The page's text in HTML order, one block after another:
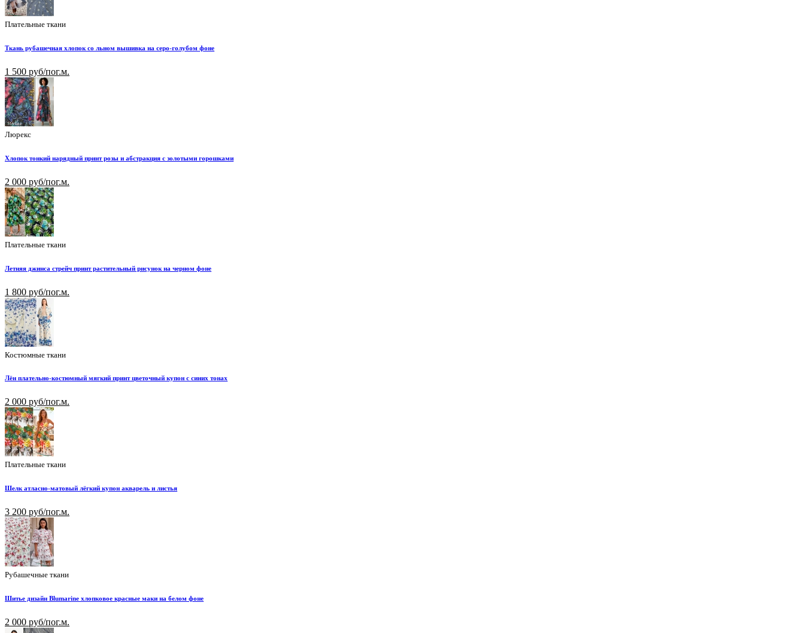
Плательные ткани
Ткань рубашечная хлопок со льном вышивка на серо-голубом фоне
1 500 руб/пог.м.
Люрекс
Хлопок тонкий нарядный принт розы и абстракция с золотыми горошками
2 000 руб/пог.м.
Плательные ткани
Летняя джинса стрейч принт растительный рисунок на черном фоне
1 800 руб/пог.м.
Костюмные ткани
Лён плательно-костюмный мягкий принт цветочный купон с синих тонах
2 000 руб/пог.м.
Плательные ткани
Шелк атласно-матовый лёгкий купон акварель и листья
3 200 руб/пог.м.
Рубашечные ткани
Шитье дизайн Blumarine хлопковое красные маки на белом фоне
2 000 руб/пог.м.